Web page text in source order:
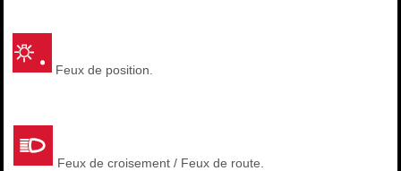
Feux de position.
Feux de croisement / Feux de route.